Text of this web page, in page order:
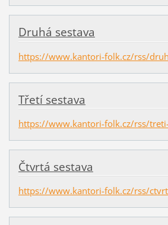
Druhá sestava
https://www.kantori-folk.cz/rss/
Třetí sestava
https://www.kantori-folk.cz/rss/
Čtvrtá sestava
https://www.kantori-folk.cz/rss/